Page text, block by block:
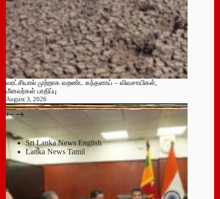
வரட்சியால் முற்றாக வறண்ட கந்தளாய் – விவசாயிகள்,
மீனவர்கள் பாதிப்பு
August 3, 2026
பதுளை மாநகர சபையின் NPP உறுப்பினர் திடீர் ராஜினாமா!
July 14, 2026
Sri Lanka News English
Lanka News Tamil